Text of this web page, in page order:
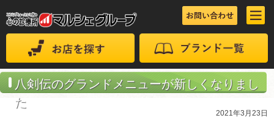
八剣伝のグランドメニューが新しくなりまし
た
2021年3月23日